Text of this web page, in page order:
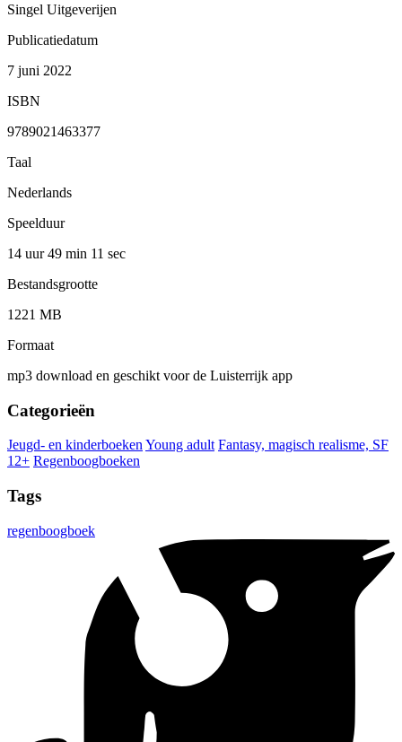
Singel Uitgeverijen
Publicatiedatum
7 juni 2022
ISBN
9789021463377
Taal
Nederlands
Speelduur
14 uur 49 min 11 sec
Bestandsgrootte
1221 MB
Formaat
mp3 download en geschikt voor de Luisterrijk app
Categorieën
Jeugd- en kinderboeken Young adult Fantasy, magisch realisme, SF
12+ Regenboogboeken
Tags
regenboogboek